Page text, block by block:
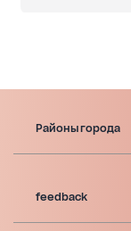
Районы города
feedback